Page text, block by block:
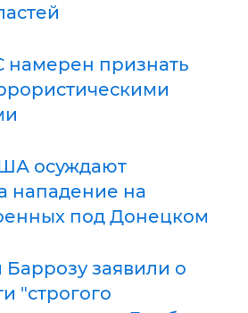
намерен признать
осуждают
нападение на
под Донецком
Баррозу заявили о
"строгого